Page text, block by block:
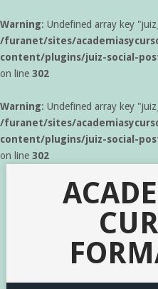
Warning: Undefined array key
/furanet/sites/
content/plugins/juiz-social-
on line 302
Warning: Undefined array key
/furanet/sites/
content/plugins/juiz-social-
on line 302